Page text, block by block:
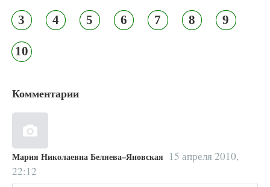
3 4 5 6 7 8 9
10
Комментарии
Мария Николаевна Беляева–Яновская 15 апреля 2010,
22:12